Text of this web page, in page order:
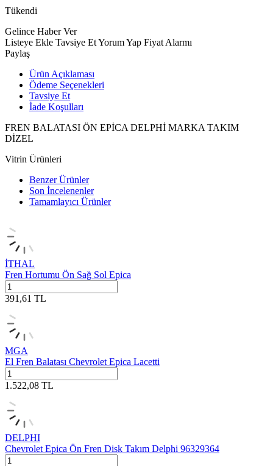
Tükendi
Gelince Haber Ver
Listeye Ekle Tavsiye EtYorum Yap Fiyat Alarmı
Paylaş
Ürün Açıklaması
Ödeme Seçenekleri
Tavsiye Et
İade Koşulları
FREN BALATASI ÖN EPİCA DELPHİ MARKA TAKIM
DİZEL
Vitrin Ürünleri
Benzer Ürünler
Son İncelenenler
Tamamlayıcı Ürünler
İTHAL
Fren Hortumu Ön Sağ Sol Epica
391,61 TL
MGA
El Fren Balatası Chevrolet Epica Lacetti
1.522,08 TL
DELPHI
Chevrolet Epica Ön Fren Disk Takım Delphi 96329364